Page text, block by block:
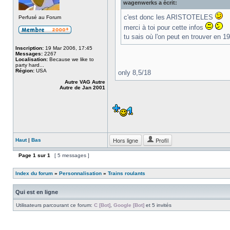
Perfusé au Forum
Inscription: 19 Mar 2006, 17:45
Messages: 2267
Localisation: Because we like to
party hard...
Région: USA
Autre VAG Autre
Autre de Jan 2001
wagenwerks a écrit:
c'est donc les ARISTOTELES
merci à toi pour cette infos
tu sais où l'on peut en trouver en
only 8,5/18
Haut| Bas Hors ligne Profil
Page 1 sur 1 [ 5 messages ]
Index du forum » Personnalisation » Trains roulants
Qui est en ligne
Utilisateurs parcourant ce forum: C [Bot] Google [Bot] et 5 invités